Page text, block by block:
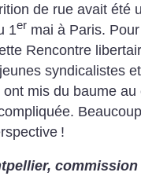
de rue avait été
1er mai à Paris.
Rencontre
syndicalistes
ont mis du baume
!